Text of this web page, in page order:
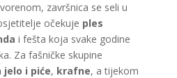
završnica se seli u
očekuje ples
i fešta koja svake godine
Za fašničke skupine
jelo i piće, krafne, a tijekom